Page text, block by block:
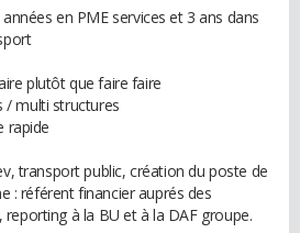
en PME services et 3 ans dans
plutôt que faire faire
/ multi structures
rapide
transport public, création du poste de
: référent financier auprés des
à la BU et à la DAF groupe.